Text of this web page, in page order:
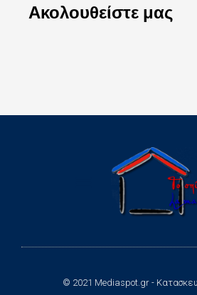
Ακολουθείστε μας
© 2021 Mediaspot.gr -